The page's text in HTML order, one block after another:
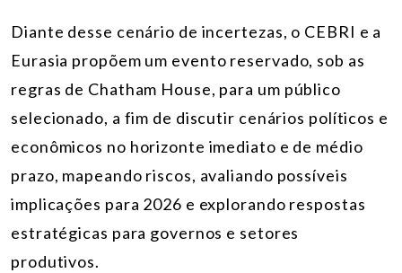
Diante desse cenário de incertezas, o CEBRI e a
Eurasia propõem um evento reservado, sob as
regras de Chatham House, para um público
selecionado, a fim de discutir cenários políticos e
econômicos no horizonte imediato e de médio
prazo, mapeando riscos, avaliando possíveis
implicações para 2026 e explorando respostas
estratégicas para governos e setores
produtivos.